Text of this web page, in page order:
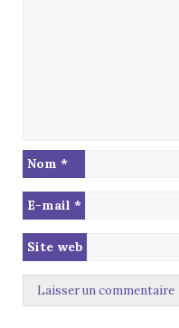
Nom *
E-mail *
Site web